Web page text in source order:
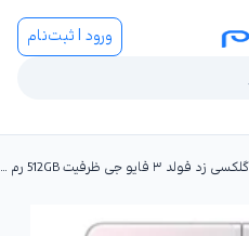
ورود | ثبت‌نام
سامسونگ گلکسی زد فولد ۳ فایو جی ظرفیت 512GB رم 12GB